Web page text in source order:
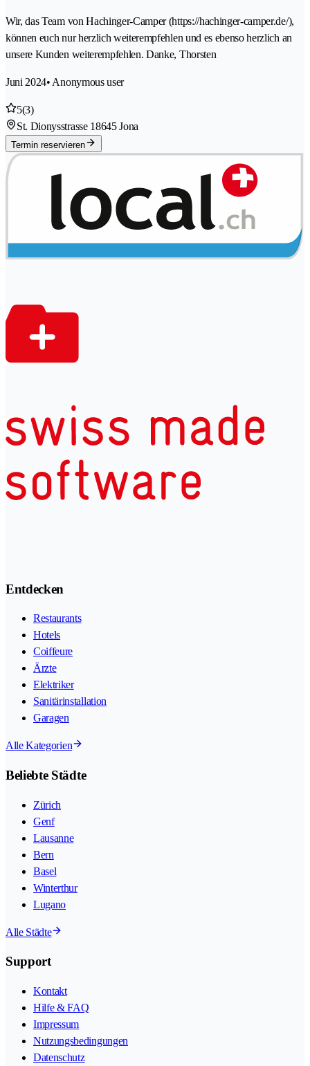
Wir, das Team von Hachinger-Camper (https://hachinger-camper.de/),
können euch nur herzlich weiterempfehlen und es ebenso herzlich an
unsere Kunden weiterempfehlen. Danke, Thorsten
Juni 2024• Anonymous user
5(3)
St. Dionysstrasse 18645 Jona
Termin reservieren
Entdecken
Restaurants
Hotels
Coiffeure
Ärzte
Elektriker
Sanitärinstallation
Garagen
Alle Kategorien
Beliebte Städte
Zürich
Genf
Lausanne
Bern
Basel
Winterthur
Lugano
Alle Städte
Support
Kontakt
Hilfe & FAQ
Impressum
Nutzungsbedingungen
Datenschutz